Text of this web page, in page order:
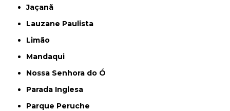
Jaçanã
Lauzane Paulista
Limão
Mandaqui
Nossa Senhora do Ó
Parada Inglesa
Parque Peruche